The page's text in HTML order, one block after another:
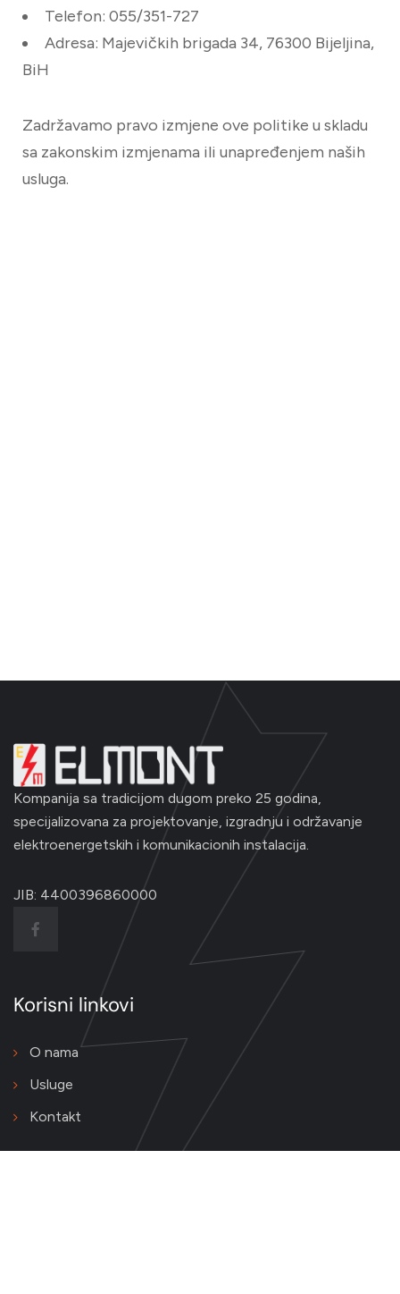
Telefon: 055/351-727
Adresa: Majevičkih brigada 34, 76300 Bijeljina,
BiH
Zadržavamo pravo izmjene ove politike u skladu
sa zakonskim izmjenama ili unapređenjem naših
usluga.
Kompanija sa tradicijom dugom preko 25 godina,
specijalizovana za projektovanje, izgradnju i održavanje
elektroenergetskih i komunikacionih instalacija.
JIB: 4400396860000
Korisni linkovi
O nama
Usluge
Kontakt